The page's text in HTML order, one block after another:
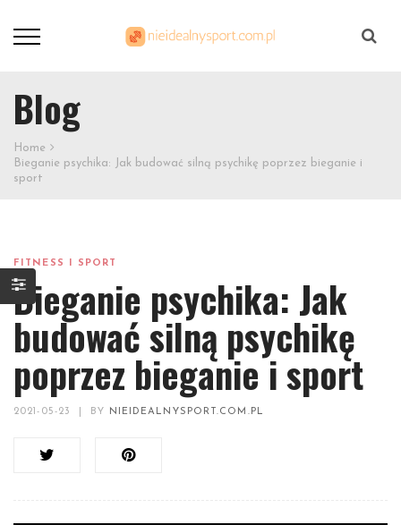
Blog
Home
Bieganie psychika: Jak budować silną psychikę poprzez bieganie i
sport
FITNESS I SPORT
Bieganie psychika: Jak
budować silną psychikę
poprzez bieganie i sport
2021-05-23 BY NIEIDEALNYSPORT.COM.PL